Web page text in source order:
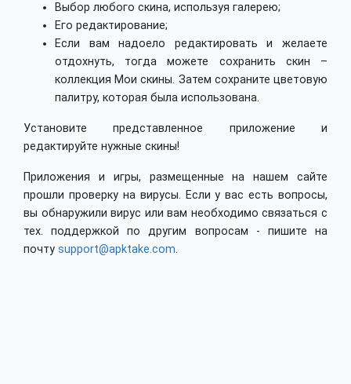
Выбор любого скина, используя галерею;
Его редактирование;
Если вам надоело редактировать и желаете
отдохнуть, тогда можете сохранить скин –
коллекция Мои скины. Затем сохраните цветовую
палитру, которая была использована.
Установите представленное приложение и
редактируйте нужные скины!
Приложения и игры, размещенные на нашем сайте
прошли проверку на вирусы. Если у вас есть вопросы,
вы обнаружили вирус или вам необходимо связаться с
тех. поддержкой по другим вопросам - пишите на
почту support@apktake.com.